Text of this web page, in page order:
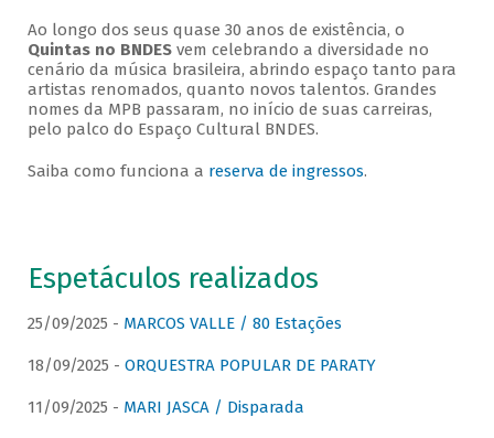
Ao longo dos seus quase 30 anos de existência, o
Quintas no BNDESvem celebrando a diversidade no
cenário da música brasileira, abrindo espaço tanto para
artistas renomados, quanto novos talentos. Grandes
nomes da MPB passaram, no início de suas carreiras,
pelo palco do Espaço Cultural BNDES.
Saiba como funciona a reserva de ingressos.
Espetáculos realizados
25/09/2025 - MARCOS VALLE / 80 Estações
18/09/2025 - ORQUESTRA POPULAR DE PARATY
11/09/2025 - MARI JASCA / Disparada